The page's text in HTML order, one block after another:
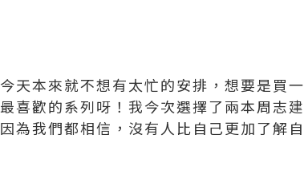
今天本來就不想有太忙的安排，想要是買
最喜歡的系列呀！我今次選擇了兩本周志
因為我們都相信，沒有人比自己更加了解自